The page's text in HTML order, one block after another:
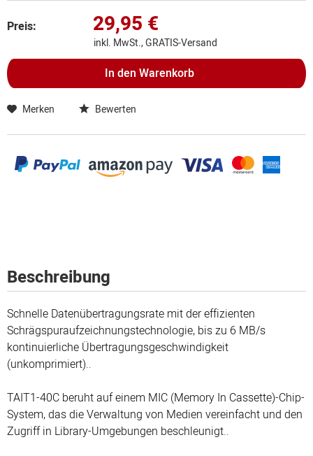
Preis: 29,95 €
inkl. MwSt., GRATIS-Versand
In den Warenkorb
Merken Bewerten
Beschreibung
Schnelle Datenübertragungsrate mit der effizienten
Schrägspuraufzeichnungstechnologie, bis zu 6 MB/s
kontinuierliche Übertragungsgeschwindigkeit
(unkomprimiert)..
TAIT1-40C beruht auf einem MIC (Memory In Cassette)-Chip-
System, das die Verwaltung von Medien vereinfacht und den
Zugriff in Library-Umgebungen beschleunigt..